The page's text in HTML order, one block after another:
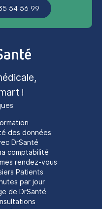
54 56 99
!
des données
DrSanté
comptabilité
rendez-vous
Patients
par jour
de DrSanté